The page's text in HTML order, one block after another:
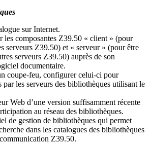
sur Internet.
les composantes Z39.50 « client » (pour
serveurs Z39.50) et « serveur » (pour être
serveurs Z39.50) auprès de son
documentaire.
coupe-feu, configurer celui-ci pour
par les serveurs des bibliothèques utilisant le
Web d’une version suffisamment récente
au réseau des bibliothèques.
de gestion de bibliothèques qui permet
dans les catalogues des bibliothèques
Z39.50.